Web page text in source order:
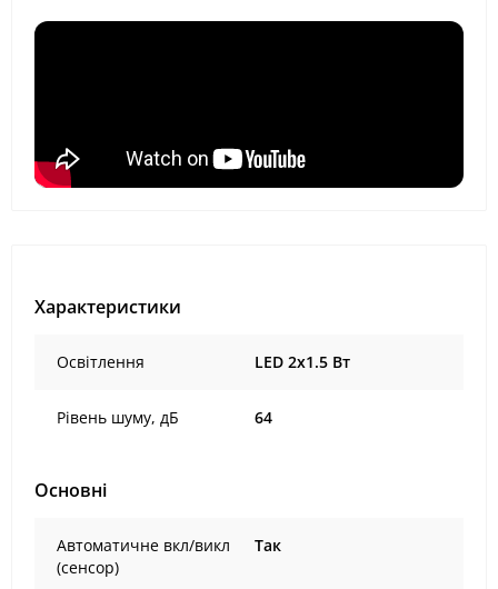
Характеристики
Освітлення LED 2x1.5 Вт
Рівень шуму, дБ 64
Основні
Автоматичне вкл/викл
(сенсор)
Так